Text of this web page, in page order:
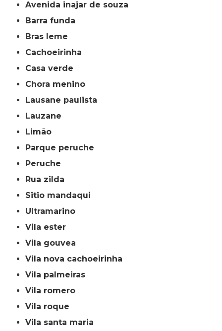
avenida inajar de souza
barra funda
bras leme
cachoeirinha
casa verde
chora menino
lausane paulista
lauzane
limão
parque peruche
peruche
rua zilda
sitio mandaqui
ultramarino
vila ester
vila gouvea
vila nova cachoeirinha
vila palmeiras
vila romero
vila roque
vila santa maria